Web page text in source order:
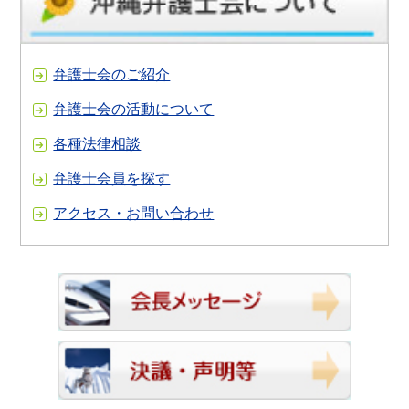
弁護士会のご紹介
弁護士会の活動について
各種法律相談
弁護士会員を探す
アクセス・お問い合わせ